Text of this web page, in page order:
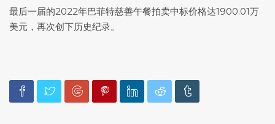
最后一届的2022年巴菲特慈善午餐拍卖中标价格达1900.01万
美元，再次创下历史纪录。